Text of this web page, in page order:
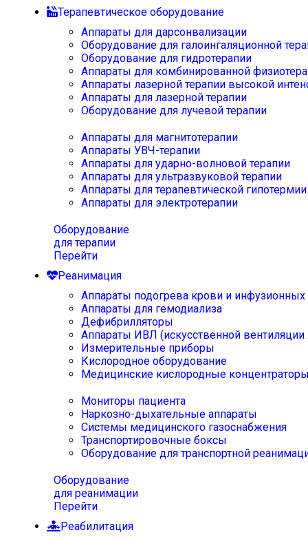
Терапевтическое оборудование
Аппараты для дарсонвализации
Оборудование для галоингаляционной
Оборудование для гидротерапии
Аппараты для комбинированной
Аппараты лазерной терапии высокой
Аппараты для лазерной терапии
Оборудование для лучевой терапии
Аппараты для магнитотерапии
Аппараты УВЧ-терапии
Аппараты для ударно-волновой терапии
Аппараты для ультразвуковой терапии
Аппараты для терапевтической
Аппараты для электротерапии
Оборудование
для терапии
Перейти
Реанимация
Аппараты подогрева крови и инфузионных
Аппараты для гемодиализа
Дефибрилляторы
Аппараты ИВЛ (искусственной вентиляции
Измерительные приборы
Кислородное оборудование
Медицинские кислородные
Мониторы пациента
Наркозно-дыхательные аппараты
Системы медицинского газоснабжения
Транспортировочные боксы
Оборудование для транспортной
Оборудование
для реанимации
Перейти
Реабилитация